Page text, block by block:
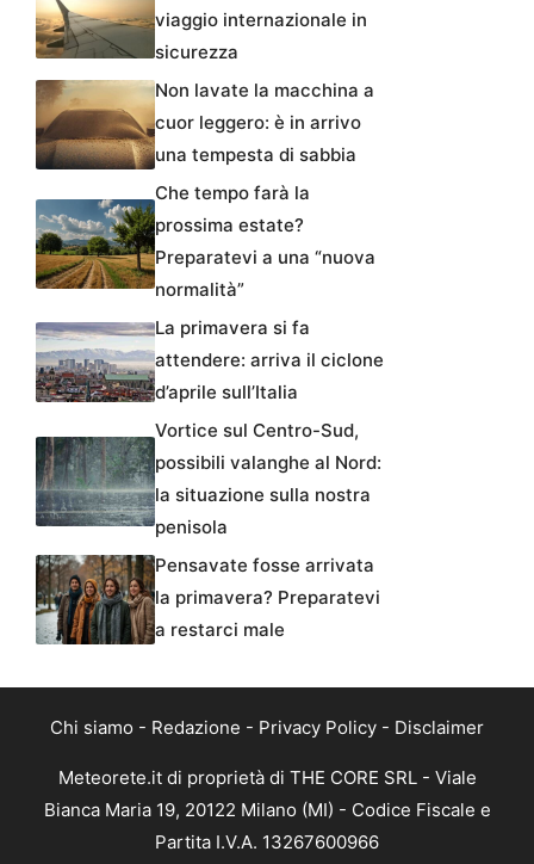
viaggio internazionale in
sicurezza
Non lavate la macchina a
cuor leggero: è in arrivo
una tempesta di sabbia
Che tempo farà la
prossima estate?
Preparatevi a una “nuova
normalità”
La primavera si fa
attendere: arriva il ciclone
d’aprile sull’Italia
Vortice sul Centro-Sud,
possibili valanghe al Nord:
la situazione sulla nostra
penisola
Pensavate fosse arrivata
la primavera? Preparatevi
a restarci male
Chi siamo - Redazione - Privacy Policy - Disclaimer
Meteorete.it di proprietà di THE CORE SRL - Viale
Bianca Maria 19, 20122 Milano (MI) - Codice Fiscale e
Partita I.V.A. 13267600966